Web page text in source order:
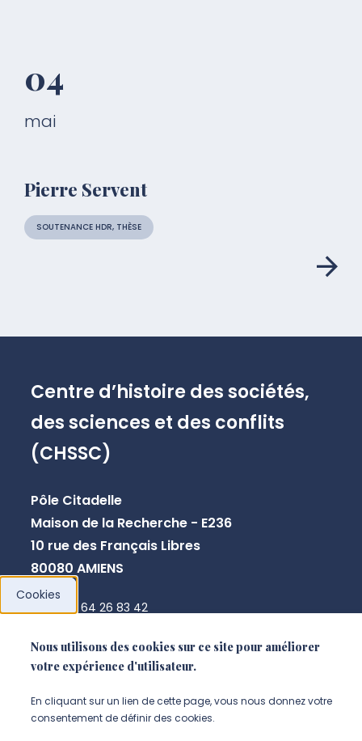
04
mai
Pierre Servent
SOUTENANCE HDR, THÈSE
Centre d’histoire des sociétés,
des sciences et des conflits
(CHSSC)
Pôle Citadelle
Maison de la Recherche - E236
10 rue des Français Libres
80080 AMIENS
+33 3 64 26 83 42
NOUS CONTACTER
Cookies
Nous utilisons des cookies sur ce site pour améliorer
votre expérience d'utilisateur.
En cliquant sur un lien de cette page, vous nous donnez votre
consentement de définir des cookies.